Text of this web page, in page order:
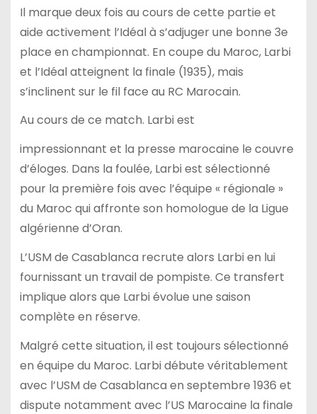
Il marque deux fois au cours de cette partie et
aide activement l’Idéal à s’adjuger une bonne 3e
place en championnat. En coupe du Maroc, Larbi
et l’Idéal atteignent la finale (1935), mais
s’inclinent sur le fil face au RC Marocain.
Au cours de ce match. Larbi est
impressionnant et la presse marocaine le couvre
d’éloges. Dans la foulée, Larbi est sélectionné
pour la première fois avec l’équipe « régionale »
du Maroc qui affronte son homologue de la Ligue
algérienne d’Oran.
L’USM de Casablanca recrute alors Larbi en lui
fournissant un travail de pompiste. Ce transfert
implique alors que Larbi évolue une saison
complète en réserve.
Malgré cette situation, il est toujours sélectionné
en équipe du Maroc. Larbi débute véritablement
avec l’USM de Casablanca en septembre 1936 et
dispute notamment avec l’US Marocaine la finale